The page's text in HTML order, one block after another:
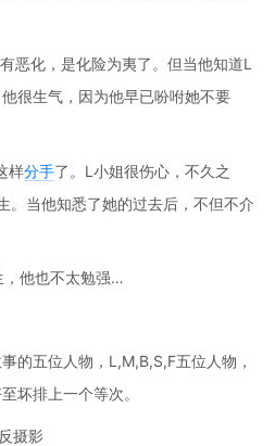
恶化，是化险为夷了。但当他知道L
很生气，因为他早已吩咐她不要
样分手了。L小姐很伤心，不久之
。当他知悉了她的过去后，不但不介
，他也不太勉强…
的五位人物，L,M,B,S,F五位人物，
坏排上一个等次。
摄影